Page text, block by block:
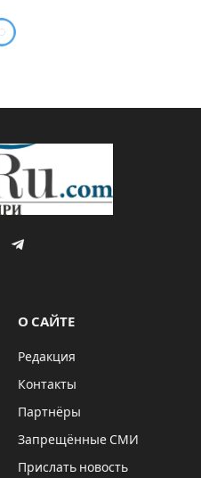
Telegram
О САЙТЕ
Редакция
Контакты
Партнёры
Запрещённые СМИ
Прислать новость